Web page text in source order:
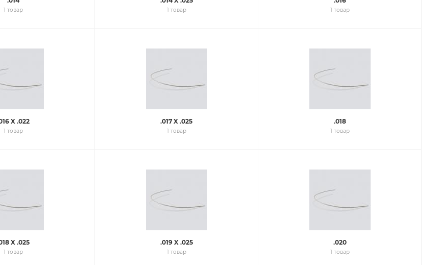
1 товар 1 товар 1 товар
X .022
1 товар
.017 X .025
1 товар
.018
1 товар
X .025
1 товар
.019 X .025
1 товар
.020
1 товар